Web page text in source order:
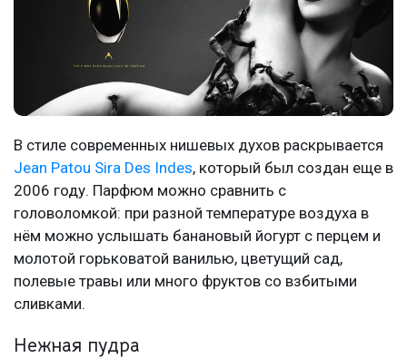
В стиле современных нишевых духов раскрывается
Jean Patou Sira Des Indes, который был создан еще в
2006 году. Парфюм можно сравнить с
головоломкой: при разной температуре воздуха в
нём можно услышать банановый йогурт с перцем и
молотой горьковатой ванилью, цветущий сад,
полевые травы или много фруктов со взбитыми
сливками.
Нежная пудра